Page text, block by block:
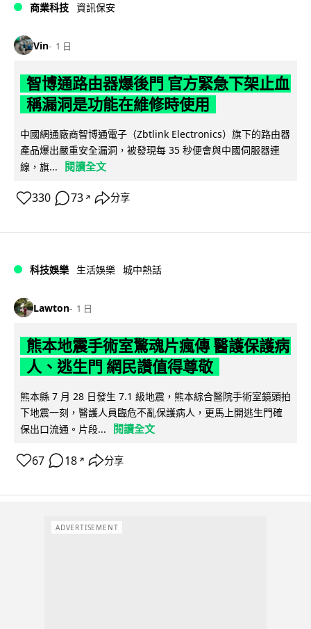
商業科技 資訊保安
Vin 1 日
智博通路由器爆後門 官方緊急下架止血
稱漏洞是功能在維修時使用
中國網通廠商智博通電子（Zbtlink Electronics）旗下的路由器
產品爆出嚴重安全漏洞，被發現每 35 秒便會與中國伺服器連
線，旗...
閱讀全文
330 73 ↗ 分享
科技娛樂 生活娛樂 城中熱話
Lawton 1 日
熊本地震手術室驚魂片瘋傳 醫護保護病
人、逃生門 網民讚值得尊敬
熊本縣 7 月 28 日發生 7.1 級地震，熊本綜合醫院手術室鏡頭拍
下地震一刻，醫護人員臨危不亂保護病人，更馬上開逃生門確
保出口流通。片段...
閱讀全文
67 18 ↗ 分享
ADVERTISEMENT